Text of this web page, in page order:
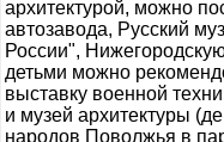
архитектурой, можно
автозавода, Русский
России",
детьми можно
выставку военной
и музей архитектуры
народов Поволжья в